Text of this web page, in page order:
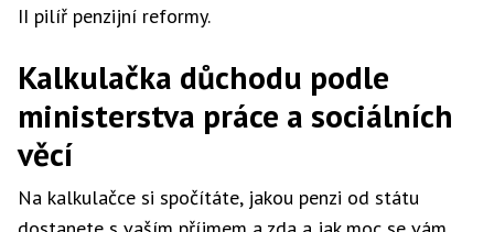
II pilíř penzijní reformy.
Kalkulačka důchodu podle
ministerstva práce a sociálních
věcí
Na kalkulačce si spočítáte, jakou penzi od státu